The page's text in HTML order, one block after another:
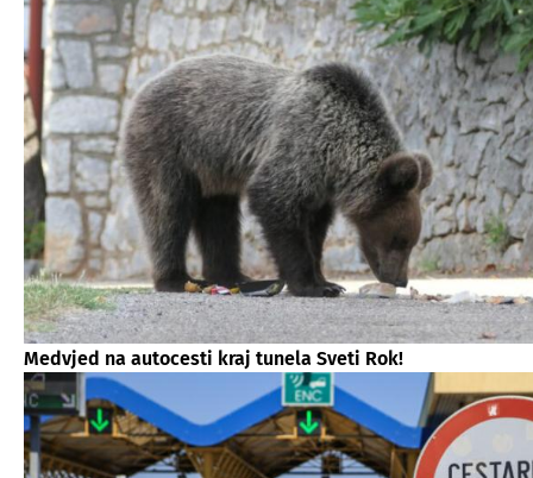
Medvjed na autocesti kraj tunela Sveti Rok!